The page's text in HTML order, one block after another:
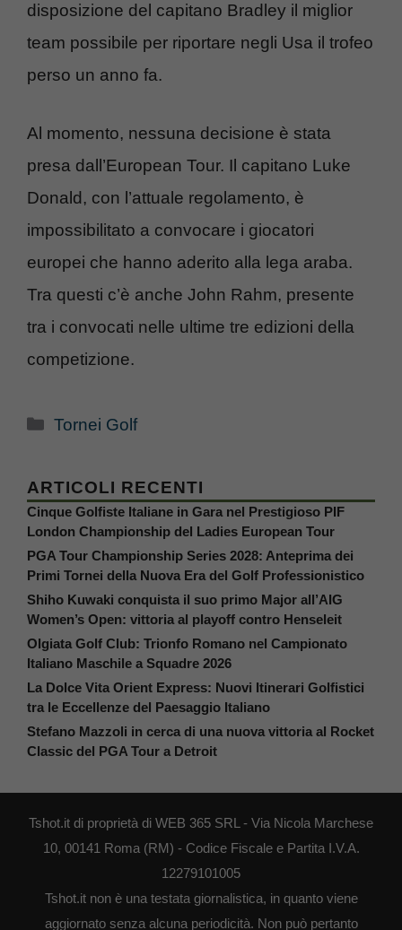
disposizione del capitano Bradley il miglior
team possibile per riportare negli Usa il trofeo
perso un anno fa.
Al momento, nessuna decisione è stata
presa dall’European Tour. Il capitano Luke
Donald, con l’attuale regolamento, è
impossibilitato a convocare i giocatori
europei che hanno aderito alla lega araba.
Tra questi c’è anche John Rahm, presente
tra i convocati nelle ultime tre edizioni della
competizione.
Categorie
Tornei Golf
ARTICOLI RECENTI
Cinque Golfiste Italiane in Gara nel Prestigioso PIF
London Championship del Ladies European Tour
PGA Tour Championship Series 2028: Anteprima dei
Primi Tornei della Nuova Era del Golf Professionistico
Shiho Kuwaki conquista il suo primo Major all’AIG
Women’s Open: vittoria al playoff contro Henseleit
Olgiata Golf Club: Trionfo Romano nel Campionato
Italiano Maschile a Squadre 2026
La Dolce Vita Orient Express: Nuovi Itinerari Golfistici
tra le Eccellenze del Paesaggio Italiano
Stefano Mazzoli in cerca di una nuova vittoria al Rocket
Classic del PGA Tour a Detroit
Tshot.it di proprietà di WEB 365 SRL - Via Nicola Marchese
10, 00141 Roma (RM) - Codice Fiscale e Partita I.V.A.
12279101005
Tshot.it non è una testata giornalistica, in quanto viene
aggiornato senza alcuna periodicità. Non può pertanto